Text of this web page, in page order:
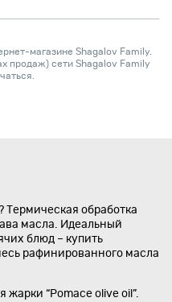
магазине Shagalov Family.
продаж) сети Shagalov Family
Термическая обработка
масла. Идеальный
блюд – купить
рафинированного масла
“Pomace olive oil”.